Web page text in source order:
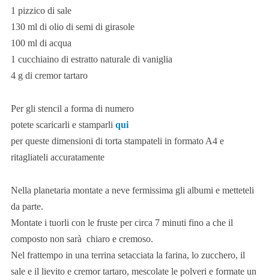
1 pizzico di sale
130 ml di olio di semi di girasole
100 ml di acqua
1 cucchiaino di estratto naturale di vaniglia
4 g di cremor tartaro
Per gli stencil a forma di numero
potete scaricarli e stamparli qui
per queste dimensioni di torta stampateli in formato A4 e
ritagliateli accuratamente
Nella planetaria montate a neve fermissima gli albumi e metteteli
da parte.
Montate i tuorli con le fruste per circa 7 minuti fino a che il
composto non sarà chiaro e cremoso.
Nel frattempo in una terrina setacciata la farina, lo zucchero, il
sale e il lievito e cremor tartaro, mescolate le polveri e formate un